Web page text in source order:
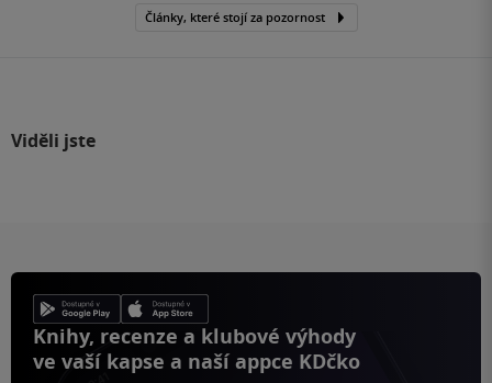
Články, které stojí za pozornost
Viděli jste
Knihy, recenze a klubové výhody
ve vaší kapse a naší appce KDčko